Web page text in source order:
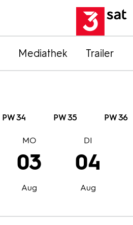
Mediathek Trailer
PW 34 PW 35 PW 36
03
Aug
MO
04
Aug
DI